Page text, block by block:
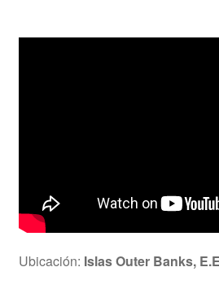
Ubicación: Islas Outer Banks,